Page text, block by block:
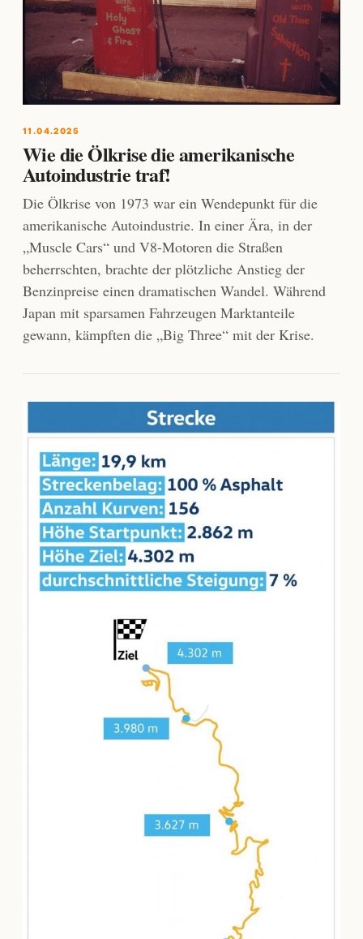
11.04.2025
Wie die Ölkrise die amerikanische
Autoindustrie traf!
Die Ölkrise von 1973 war ein Wendepunkt für die
amerikanische Autoindustrie. In einer Ära, in der
„Muscle Cars“ und V8-Motoren die Straßen
beherrschten, brachte der plötzliche Anstieg der
Benzinpreise einen dramatischen Wandel. Während
Japan mit sparsamen Fahrzeugen Marktanteile
gewann, kämpften die „Big Three“ mit der Krise.